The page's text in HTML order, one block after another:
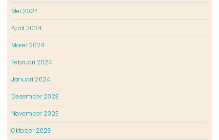
Mei 2024
April 2024
Maret 2024
Februari 2024
Januari 2024
Desember 2023
November 2023
Oktober 2023